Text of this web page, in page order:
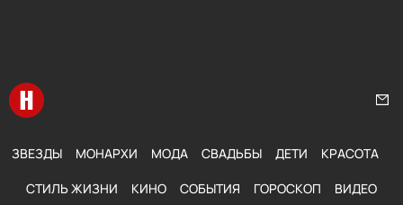
Перейти на главную
ЗВЕЗДЫ МОНАРХИ МОДА СВАДЬБЫ ДЕТИ КРАСОТА
СТИЛЬ ЖИЗНИ КИНО СОБЫТИЯ ГОРОСКОП ВИДЕО